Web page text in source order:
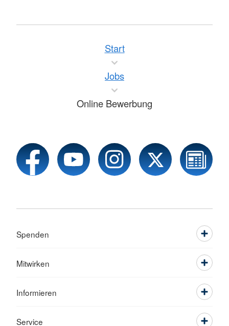
Start
Jobs
Online Bewerbung
Spenden
Mitwirken
Informieren
Service